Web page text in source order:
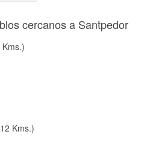
cercanos a Santpedor
Kms.)